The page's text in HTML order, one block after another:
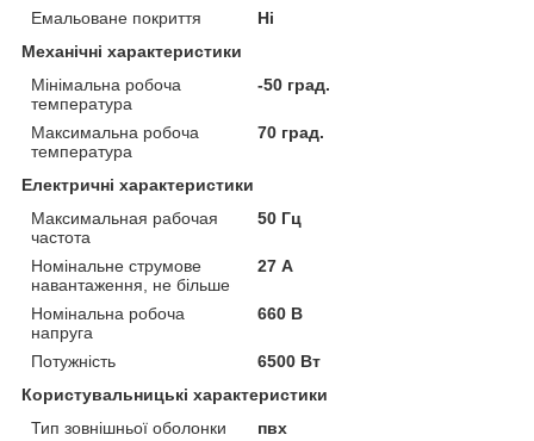
Емальоване покриття
Ні
Механічні характеристики
Мінімальна робоча
температура
-50 град.
Максимальна робоча
температура
70 град.
Електричні характеристики
Максимальная рабочая
частота
50 Гц
Номінальне струмове
навантаження, не більше
27 А
Номінальна робоча
напруга
660 В
Потужність
6500 Вт
Користувальницькі характеристики
Тип зовнішньої оболонки
пвх